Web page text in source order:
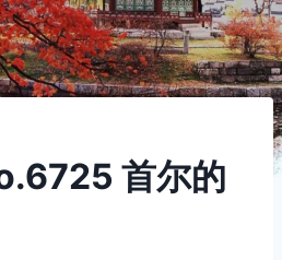
首尔的